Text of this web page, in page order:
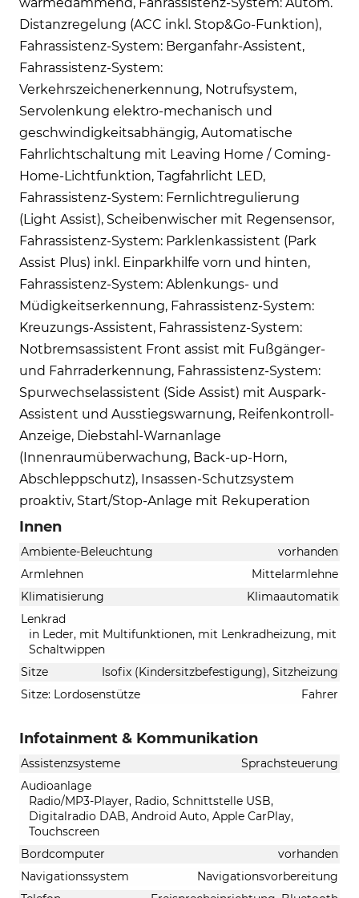
Distanzregelung (ACC inkl. Stop&Go-Funktion),
Fahrassistenz-System: Berganfahr-Assistent,
Fahrassistenz-System:
Verkehrszeichenerkennung, Notrufsystem,
Servolenkung elektro-mechanisch und
geschwindigkeitsabhängig, Automatische
Fahrlichtschaltung mit Leaving Home / Coming-
Home-Lichtfunktion, Tagfahrlicht LED,
Fahrassistenz-System: Fernlichtregulierung
(Light Assist), Scheibenwischer mit Regensensor,
Fahrassistenz-System: Parklenkassistent (Park
Assist Plus) inkl. Einparkhilfe vorn und hinten,
Fahrassistenz-System: Ablenkungs- und
Müdigkeitserkennung, Fahrassistenz-System:
Kreuzungs-Assistent, Fahrassistenz-System:
Notbremsassistent Front assist mit Fußgänger-
und Fahrraderkennung, Fahrassistenz-System:
Spurwechselassistent (Side Assist) mit Auspark-
Assistent und Ausstiegswarnung, Reifenkontroll-
Anzeige, Diebstahl-Warnanlage
(Innenraumüberwachung, Back-up-Horn,
Abschleppschutz), Insassen-Schutzsystem
proaktiv, Start/Stop-Anlage mit Rekuperation
Innen
Ambiente-Beleuchtung
vorhanden
Armlehnen
Mittelarmlehne
Klimatisierung
Klimaautomatik
Lenkrad
in Leder, mit Multifunktionen, mit Lenkradheizung, mit
Schaltwippen
Sitze
Isofix (Kindersitzbefestigung), Sitzheizung
Sitze: Lordosenstütze
Fahrer
Infotainment & Kommunikation
Assistenzsysteme
Sprachsteuerung
Audioanlage
Radio/MP3-Player, Radio, Schnittstelle USB,
Digitalradio DAB, Android Auto, Apple CarPlay,
Touchscreen
Bordcomputer
vorhanden
Navigationssystem
Navigationsvorbereitung